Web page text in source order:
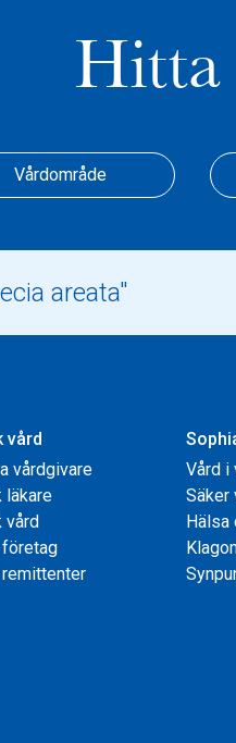
Hitta
Vårdområde
vård
vårdgivare
läkare
vård
företag
remittenter
Vård i
Säker
Hälsa